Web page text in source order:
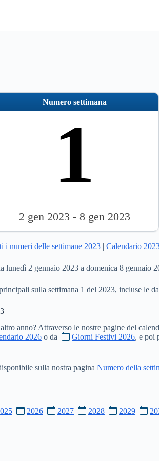
Numero settimana
1
2 gen 2023 - 8 gen 2023
i numeri delle settimane 2023 |Calendario
lunedì 2 gennaio 2023 a domenica 8 gennaio
sulla settimana 1 del 2023, incluse le
anno? Attraverso le nostre pagine del
2026 o da Giorni Festivi 2026, e poi
sulla nostra pagina Numero della
2026 2027 2028 2029